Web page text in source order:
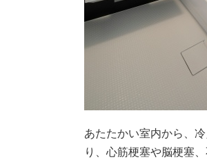
あたたかい室内から、
り、心筋梗塞や脳梗塞